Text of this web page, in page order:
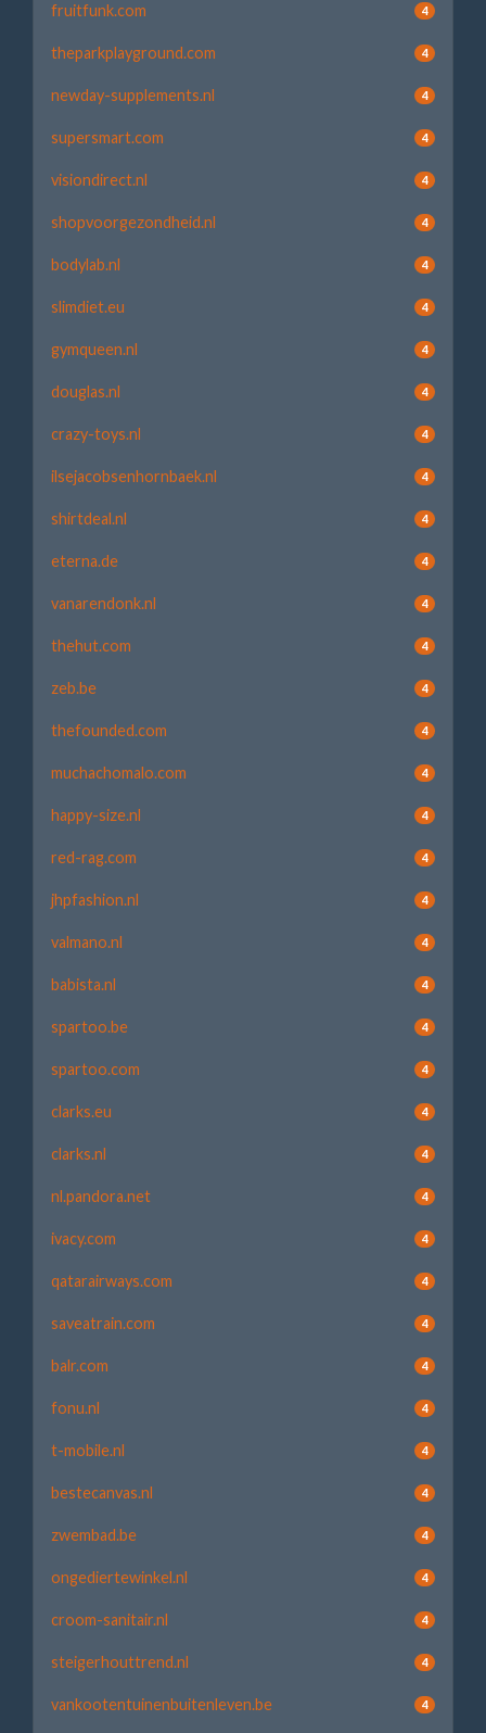
fruitfunk.com 4
theparkplayground.com 4
newday-supplements.nl 4
supersmart.com 4
visiondirect.nl 4
shopvoorgezondheid.nl 4
bodylab.nl 4
slimdiet.eu 4
gymqueen.nl 4
douglas.nl 4
crazy-toys.nl 4
ilsejacobsenhornbaek.nl 4
shirtdeal.nl 4
eterna.de 4
vanarendonk.nl 4
thehut.com 4
zeb.be 4
thefounded.com 4
muchachomalo.com 4
happy-size.nl 4
red-rag.com 4
jhpfashion.nl 4
valmano.nl 4
babista.nl 4
spartoo.be 4
spartoo.com 4
clarks.eu 4
clarks.nl 4
nl.pandora.net 4
ivacy.com 4
qatarairways.com 4
saveatrain.com 4
balr.com 4
fonu.nl 4
t-mobile.nl 4
bestecanvas.nl 4
zwembad.be 4
ongediertewinkel.nl 4
croom-sanitair.nl 4
steigerhouttrend.nl 4
vankootentuinenbuitenleven.be 4